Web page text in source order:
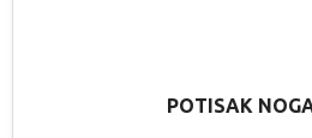
POTISAK